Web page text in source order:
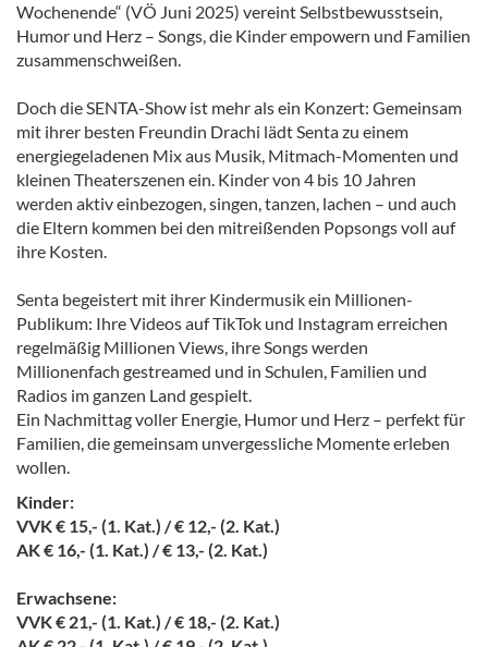
Wochenende“ (VÖ Juni 2025) vereint Selbstbewusstsein,
Humor und Herz – Songs, die Kinder empowern und Familien
zusammenschweißen.
Doch die SENTA-Show ist mehr als ein Konzert: Gemeinsam
mit ihrer besten Freundin Drachi lädt Senta zu einem
energiegeladenen Mix aus Musik, Mitmach-Momenten und
kleinen Theaterszenen ein. Kinder von 4 bis 10 Jahren
werden aktiv einbezogen, singen, tanzen, lachen – und auch
die Eltern kommen bei den mitreißenden Popsongs voll auf
ihre Kosten.
Senta begeistert mit ihrer Kindermusik ein Millionen-
Publikum: Ihre Videos auf TikTok und Instagram erreichen
regelmäßig Millionen Views, ihre Songs werden
Millionenfach gestreamed und in Schulen, Familien und
Radios im ganzen Land gespielt.
Ein Nachmittag voller Energie, Humor und Herz – perfekt für
Familien, die gemeinsam unvergessliche Momente erleben
wollen.
Kinder:
VVK € 15,- (1. Kat.) / € 12,- (2. Kat.)
AK € 16,- (1. Kat.) / € 13,- (2. Kat.)
Erwachsene:
VVK € 21,- (1. Kat.) / € 18,- (2. Kat.)